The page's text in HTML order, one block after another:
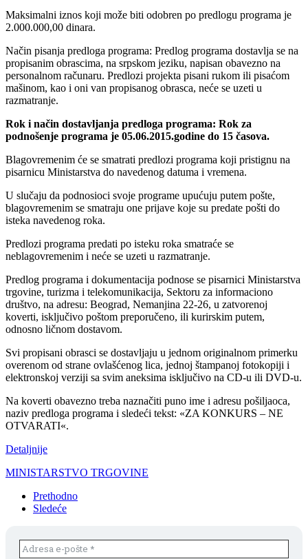
Maksimalni iznos koji može biti odobren po predlogu programa je
2.000.000,00 dinara.
Način pisanja predloga programa: Predlog programa dostavlja se na
propisanim obrascima, na srpskom jeziku, napisan obavezno na
personalnom računaru. Predlozi projekta pisani rukom ili pisaćom
mašinom, kao i oni van propisanog obrasca, neće se uzeti u
razmatranje.
Rok i način dostavljanja predloga programa: Rok za
podnošenje programa je 05.06.2015.godine do 15 časova.
Blagovremenim će se smatrati predlozi programa koji pristignu na
pisarnicu Ministarstva do navedenog datuma i vremena.
U slučaju da podnosioci svoje programe upućuju putem pošte,
blagovremenim se smatraju one prijave koje su predate pošti do
isteka navedenog roka.
Predlozi programa predati po isteku roka smatraće se
neblagovremenim i neće se uzeti u razmatranje.
Predlog programa i dokumentacija podnose se pisarnici Ministarstva
trgovine, turizma i telekomunikacija, Sektoru za informaciono
društvo, na adresu: Beograd, Nemanjina 22-26, u zatvorenoj
koverti, isključivo poštom preporučeno, ili kurirskim putem,
odnosno ličnom dostavom.
Svi propisani obrasci se dostavljaju u jednom originalnom primerku
overenom od strane ovlašćenog lica, jednoj štampanoj fotokopiji i
elektronskoj verziji sa svim aneksima isključivo na CD-u ili DVD-u.
Na koverti obavezno treba naznačiti puno ime i adresu pošiljaoca,
naziv predloga programa i sledeći tekst: «ZA KONKURS – NE
OTVARATI«.
Detaljnije
MINISTARSTVO TRGOVINE
Prethodno
Sledeće